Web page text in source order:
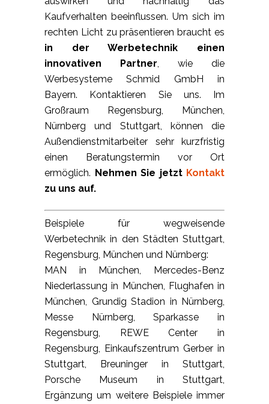
Kaufverhalten beeinflussen. Um sich im
rechten Licht zu präsentieren braucht es
in der Werbetechnik einen
innovativen Partner, wie die
Werbesysteme Schmid GmbH in
Bayern. Kontaktieren Sie uns. Im
Großraum Regensburg, München,
Nürnberg und Stuttgart, können die
Außendienstmitarbeiter sehr kurzfristig
einen Beratungstermin vor Ort
ermöglich. Nehmen Sie jetzt Kontakt
zu uns auf.
Beispiele für wegweisende
Werbetechnik in den Städten Stuttgart,
Regensburg, München und Nürnberg:
MAN in München, Mercedes-Benz
Niederlassung in München, Flughafen in
München, Grundig Stadion in Nürnberg,
Messe Nürnberg, Sparkasse in
Regensburg, REWE Center in
Regensburg, Einkaufszentrum Gerber in
Stuttgart, Breuninger in Stuttgart,
Porsche Museum in Stuttgart,
Ergänzung um weitere Beispiele immer